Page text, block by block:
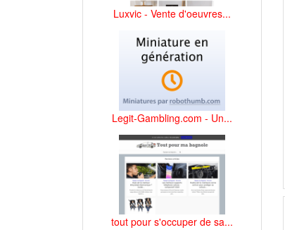
Luxvic - Vente d'oeuvres...
Legit-Gambling.com - Un...
tout pour s'occuper de sa...